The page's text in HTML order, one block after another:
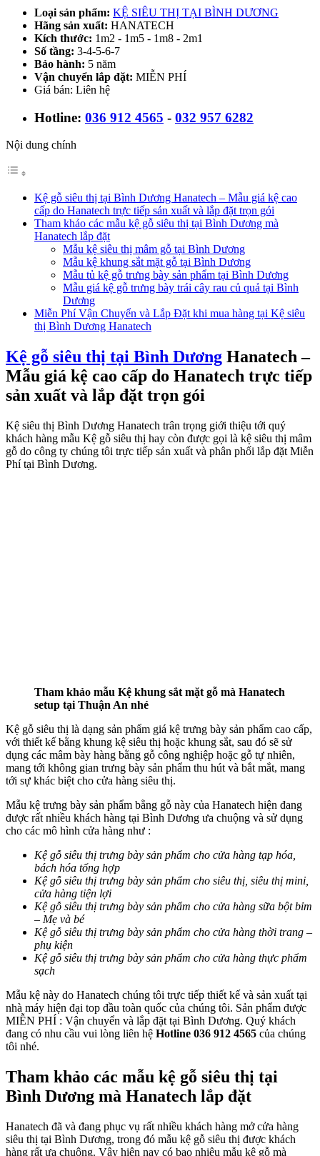
Loại sản phẩm: KỆ SIÊU THỊ TẠI BÌNH DƯƠNG
Hãng sản xuất: HANATECH
Kích thước: 1m2 - 1m5 - 1m8 - 2m1
Số tầng: 3-4-5-6-7
Bảo hành: 5 năm
Vận chuyển lắp đặt: MIỄN PHÍ
Giá bán: Liên hệ
Hotline: 036 912 4565 - 032 957 6282
Nội dung chính
Kệ gỗ siêu thị tại Bình Dương Hanatech – Mẫu giá kệ cao
cấp do Hanatech trực tiếp sản xuất và lắp đặt trọn gói
Tham khảo các mẫu kệ gỗ siêu thị tại Bình Dương mà
Hanatech lắp đặt
Mẫu kệ siêu thị mâm gỗ tại Bình Dương
Mẫu kệ khung sắt mặt gỗ tại Bình Dương
Mẫu tủ kệ gỗ trưng bày sản phẩm tại Bình Dương
Mẫu giá kệ gỗ trưng bày trái cây rau củ quả tại Bình
Dương
Miễn Phí Vận Chuyển và Lắp Đặt khi mua hàng tại Kệ siêu
thị Bình Dương Hanatech
Kệ gỗ siêu thị tại Bình Dương Hanatech –
Mẫu giá kệ cao cấp do Hanatech trực tiếp
sản xuất và lắp đặt trọn gói
Kệ siêu thị Bình Dương Hanatech trân trọng giới thiệu tới quý
khách hàng mẫu Kệ gỗ siêu thị hay còn được gọi là kệ siêu thị mâm
gỗ do công ty chúng tôi trực tiếp sản xuất và phân phối lắp đặt Miễn
Phí tại Bình Dương.
Tham khảo mẫu Kệ khung sắt mặt gỗ mà Hanatech
setup tại Thuận An nhé
Kệ gỗ siêu thị là dạng sản phẩm giá kệ trưng bày sản phẩm cao cấp,
với thiết kế bằng khung kệ siêu thị hoặc khung sắt, sau đó sẽ sử
dụng các mâm bày hàng bằng gỗ công nghiệp hoặc gỗ tự nhiên,
mang tới không gian trưng bày sản phẩm thu hút và bắt mắt, mang
tới sự khác biệt cho cửa hàng siêu thị.
Mẫu kệ trưng bày sản phẩm bằng gỗ này của Hanatech hiện đang
được rất nhiều khách hàng tại Bình Dương ưa chuộng và sử dụng
cho các mô hình cửa hàng như :
Kệ gỗ siêu thị trưng bày sản phẩm cho cửa hàng tạp hóa,
bách hóa tổng hợp
Kệ gỗ siêu thị trưng bày sản phẩm cho siêu thị, siêu thị mini,
cửa hàng tiện lợi
Kệ gỗ siêu thị trưng bày sản phẩm cho cửa hàng sữa bột bỉm
– Mẹ và bé
Kệ gỗ siêu thị trưng bày sản phẩm cho cửa hàng thời trang –
phụ kiện
Kệ gỗ siêu thị trưng bày sản phẩm cho cửa hàng thực phẩm
sạch
Mẫu kệ này do Hanatech chúng tôi trực tiếp thiết kế và sản xuất tại
nhà máy hiện đại top đầu toàn quốc của chúng tôi. Sản phẩm được
MIỄN PHÍ : Vận chuyển và lắp đặt tại Bình Dương. Quý khách
đang có nhu cầu vui lòng liên hệ Hotline 036 912 4565 của chúng
tôi nhé.
Tham khảo các mẫu kệ gỗ siêu thị tại
Bình Dương mà Hanatech lắp đặt
Hanatech đã và đang phục vụ rất nhiều khách hàng mở cửa hàng
siêu thị tại Bình Dương, trong đó mẫu kệ gỗ siêu thị được khách
hàng rất ưa chuộng. Vậy hiện nay có bao nhiêu mẫu kệ gỗ mà